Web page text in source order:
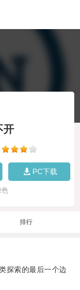
开
PC下载
色
排行
索的最后一个边